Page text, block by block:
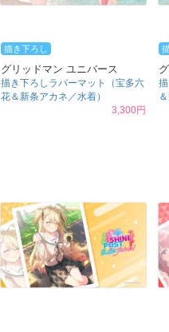
描き下ろし
グリッドマン ユニバース
描き下ろしラバーマット（宝多六
花＆新条アカネ／水着）
3,300円